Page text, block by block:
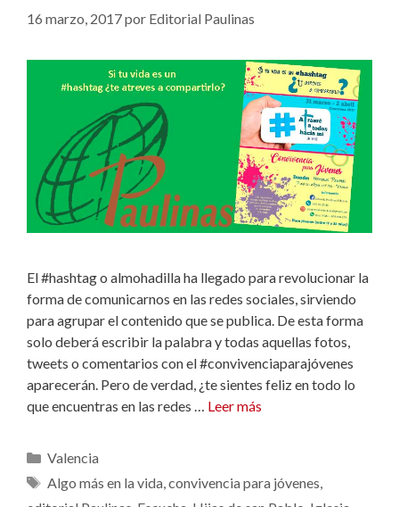
16 marzo, 2017por Editorial Paulinas
El #hashtag o almohadilla ha llegado para revolucionar la
forma de comunicarnos en las redes sociales, sirviendo
para agrupar el contenido que se publica. De esta forma
solo deberá escribir la palabra y todas aquellas fotos,
tweets o comentarios con el #convivenciaparajóvenes
aparecerán. Pero de verdad, ¿te sientes feliz en todo lo
que encuentras en las redes … Leer más
Categorías
Valencia
Etiquetas
Algo más en la vida,convivencia para jóvenes,